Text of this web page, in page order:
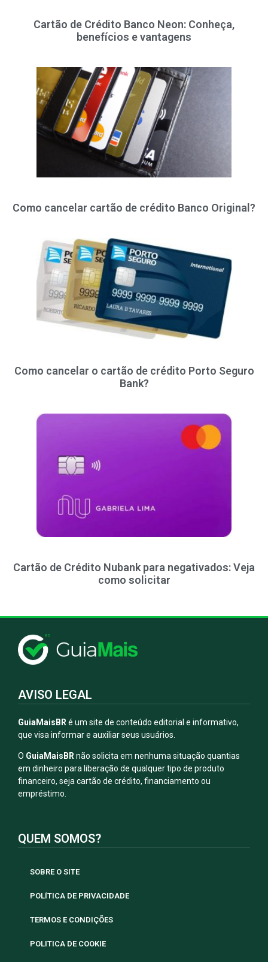
Cartão de Crédito Banco Neon: Conheça,
benefícios e vantagens
Como cancelar cartão de crédito Banco Original?
Como cancelar o cartão de crédito Porto Seguro
Bank?
Cartão de Crédito Nubank para negativados: Veja
como solicitar
AVISO LEGAL
GuiaMaisBR é um site de conteúdo editorial e informativo,
que visa informar e auxiliar seus usuários.
O GuiaMaisBR não solicita em nenhuma situação quantias
em dinheiro para liberação de qualquer tipo de produto
financeiro, seja cartão de crédito, financiamento ou
empréstimo.
QUEM SOMOS?
SOBRE O SITE
POLÍTICA DE PRIVACIDADE
TERMOS E CONDIÇÕES
POLITICA DE COOKIE